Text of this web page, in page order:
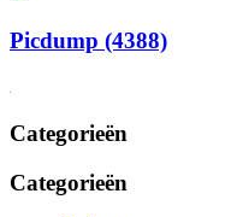
Picdump (4388)
Categorieën
Categorieën